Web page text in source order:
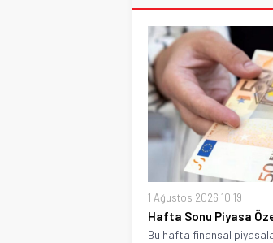
1 Ağustos 2026 10:19
Hafta Sonu Piyasa
Bu hafta finansal